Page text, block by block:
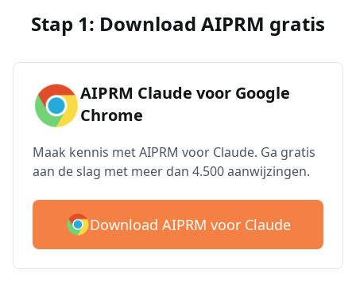
Stap 1: Download AIPRM gratis
AIPRM Claude voor Google
Chrome
Maak kennis met AIPRM voor Claude. Ga gratis
aan de slag met meer dan 4.500 aanwijzingen.
Download AIPRM voor Claude